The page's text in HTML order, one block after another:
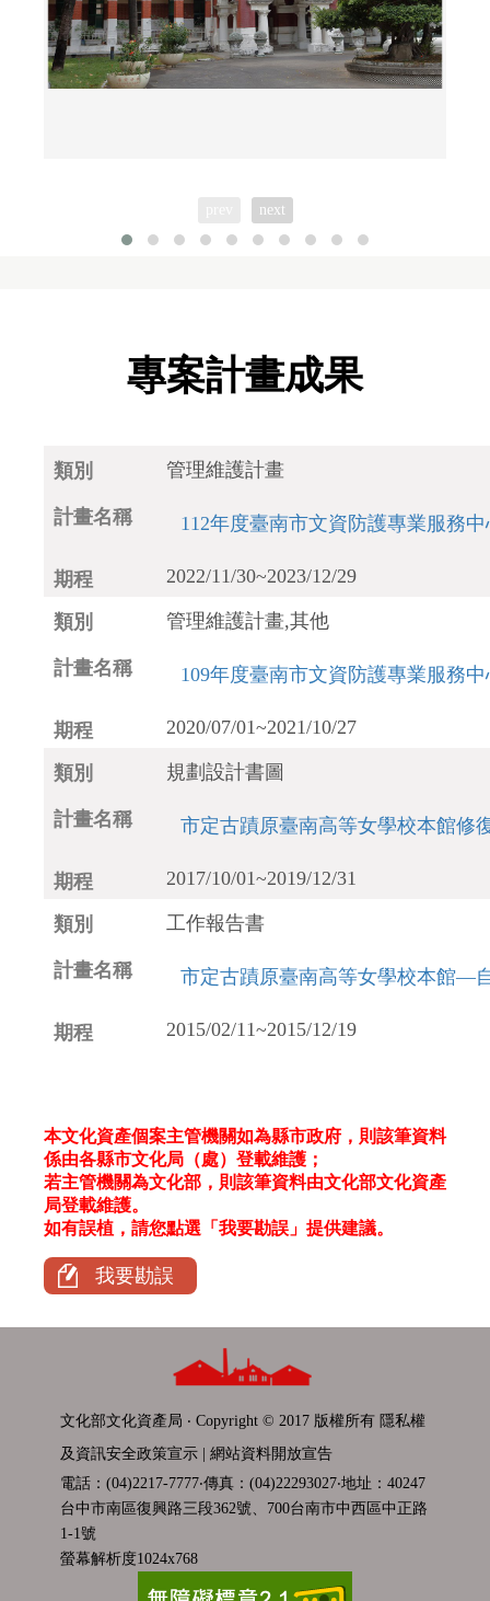
next
專案計畫成果
管理維護計畫
112年度臺南市文資防護專業服務中
2022/11/30~2023/12/29
管理維護計畫,其他
109年度臺南市文資防護專業服務中
2020/07/01~2021/10/27
規劃設計書圖
市定古蹟原臺南高等女學校本館修
2017/10/01~2019/12/31
工作報告書
市定古蹟原臺南高等女學校本館—
2015/02/11~2015/12/19
本文化資產個案主管機關如為縣市政府，則該筆資料
係由各縣市文化局（處）登載維護；
若主管機關為文化部，則該筆資料由文化部文化資產
局登載維護。
如有誤植，請您點選「我要勘誤」提供建議。
我要勘誤
文化部文化資產局 ‧ Copyright © 2017 版權所有 隱私權
及資訊安全政策宣示
網站資料開放宣告
電話：(04)2217-7777‧傳真：(04)22293027‧地址：40247
台中市南區復興路三段362號、700台南市中西區中正路
1-1號
螢幕解析度1024x768